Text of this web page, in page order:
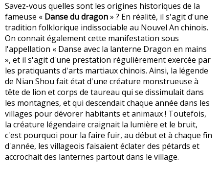
Savez-vous quelles sont les origines historiques de la
fameuse « Danse du dragon» ? En réalité, il s'agit d'une
tradition folklorique indissociable au Nouvel An chinois.
On connait également cette manifestation sous
l'appellation « Danse avec la lanterne Dragon en mains
», et il s'agit d'une prestation régulièrement exercée par
les pratiquants d'arts martiaux chinois. Ainsi, la légende
de Nian Shou fait état d'une créature monstrueuse à
tête de lion et corps de taureau qui se dissimulait dans
les montagnes, et qui descendait chaque année dans les
villages pour dévorer habitants et animaux ! Toutefois,
la créature légendaire craignait la lumière et le bruit,
c'est pourquoi pour la faire fuir, au début et à chaque fin
d'année, les villageois faisaient éclater des pétards et
accrochait des lanternes partout dans le village.